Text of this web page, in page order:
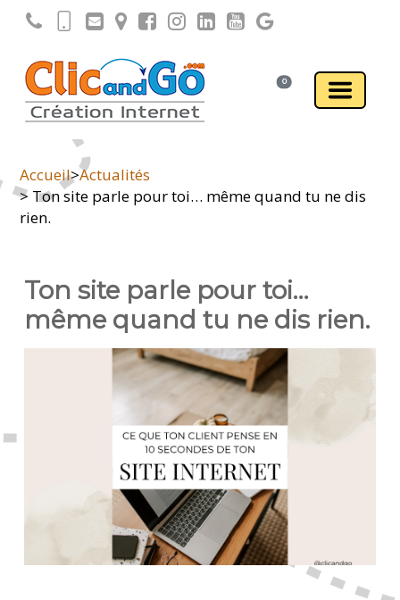
0
Accueil>Actualités
> Ton site parle pour toi… même quand tu ne dis
rien.
Ton site parle pour toi…
même quand tu ne dis rien.